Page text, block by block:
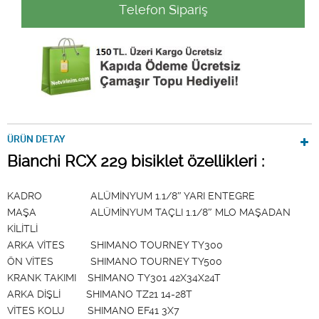
Telefon Sipariş
ÜRÜN DETAY
Bianchi RCX 229 bisiklet özellikleri :
KADRO ALÜMİNYUM 1.1/8″ YARI ENTEGRE
MAŞA ALÜMİNYUM TAÇLI 1.1/8″ MLO MAŞADAN
KİLİTLİ
ARKA VİTES SHIMANO TOURNEY TY300
ÖN VİTES SHIMANO TOURNEY TY500
KRANK TAKIMI SHIMANO TY301 42X34X24T
ARKA DİŞLİ SHIMANO TZ21 14-28T
VİTES KOLU SHIMANO EF41 3X7